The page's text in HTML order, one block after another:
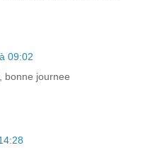
09:02
bonne journee